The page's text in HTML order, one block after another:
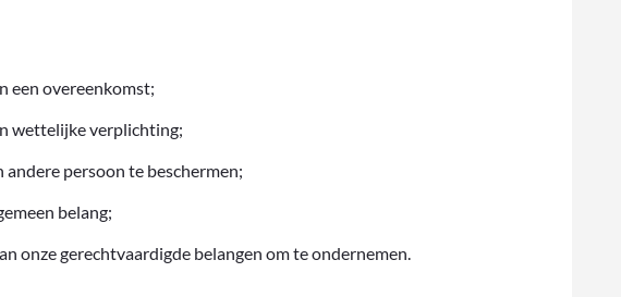
een overeenkomst;
wettelijke verplichting;
andere persoon te beschermen;
belang;
onze gerechtvaardigde belangen om te ondernemen.